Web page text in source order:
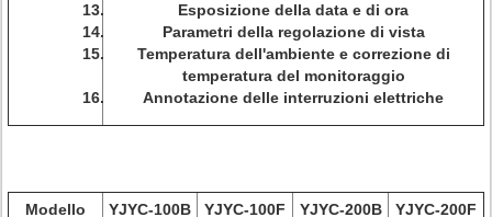
Esposizione della data e di ora
Parametri della regolazione di vista
Temperatura dell'ambiente e correzione di
temperatura del monitoraggio
Annotazione delle interruzioni elettriche
Modello YJYC-100B YJYC-100F YJYC-200B
YJYC-200F